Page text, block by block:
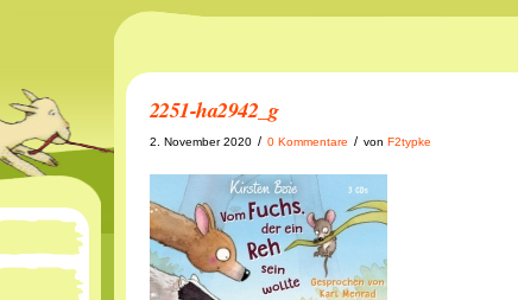
2251-ha2942_g
2. November 2020 / 0 Kommentare / von F2typke